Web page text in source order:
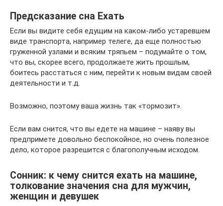
Предсказание сна Ехать
Если вы видите себя едущим на каком-либо устаревшем
виде транспорта, например телеге, да еще полностью
груженной узлами и всяким тряпьем – подумайте о том,
что вы, скорее всего, продолжаете жить прошлым,
боитесь расстаться с ним, перейти к новым видам своей
деятельности и т.д.
Возможно, поэтому ваша жизнь так «тормозит».
Если вам снится, что вы едете на машине – наяву вы
предпримете довольно беспокойное, но очень полезное
дело, которое разрешится с благополучным исходом.
Сонник: к чему снится ехать на машине,
толкование значения сна для мужчин,
женщин и девушек